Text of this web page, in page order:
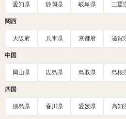
愛知県 静岡県 岐阜県 三重
関西
大阪府 兵庫県 京都府 滋賀
中国
岡山県 広島県 鳥取県 島根
四国
徳島県 香川県 愛媛県 高知